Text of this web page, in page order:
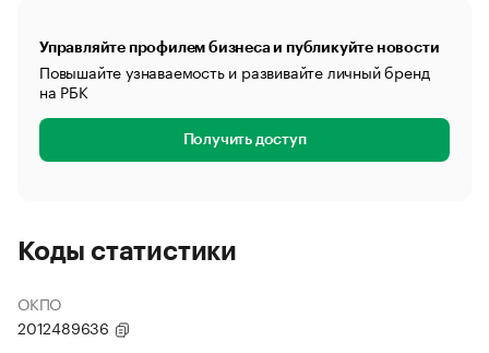
Управляйте профилем бизнеса и публикуйте новости
Повышайте узнаваемость и развивайте личный бренд
на РБК
Получить доступ
Коды статистики
ОКПО
2012489636